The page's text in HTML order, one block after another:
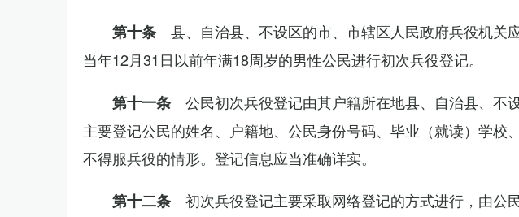
第十条 县、自治县、不设区的市、市辖区人民政府兵役机关
当年12月31日以前年满18周岁的男性公民进行初次兵役登记。
第十一条 公民初次兵役登记由其户籍所在地县、自治县、不
主要登记公民的姓名、户籍地、公民身份号码、毕业（就读）学校
不得服兵役的情形。登记信息应当准确详实。
第十二条 初次兵役登记主要采取网络登记的方式进行，由公